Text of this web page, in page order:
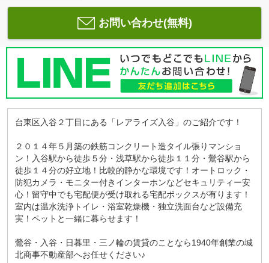
お問い合わせ(無料)
台東区入谷２丁目にある「レアライズ入谷」のご紹介です！
２０１４年５月築の鉄筋コンクリート造タイル張りマンショ
ン！入谷駅から徒歩５分・浅草駅から徒歩１１分・鶯谷駅から
徒歩１４分の好立地！比較的静かな環境です！オートロック・
防犯カメラ・モニター付きインターホンなどセキュリティー安
心！留守中でも宅配便が受け取れる宅配ボックスが有ります！
室内は温水洗浄トイレ・浴室乾燥機・独立洗面台など設備充
実！ペットと一緒に暮らせます！
鶯谷・入谷・日暮里・三ノ輪の賃貸のことなら1940年創業の城
北商事不動産部へお任せください♪